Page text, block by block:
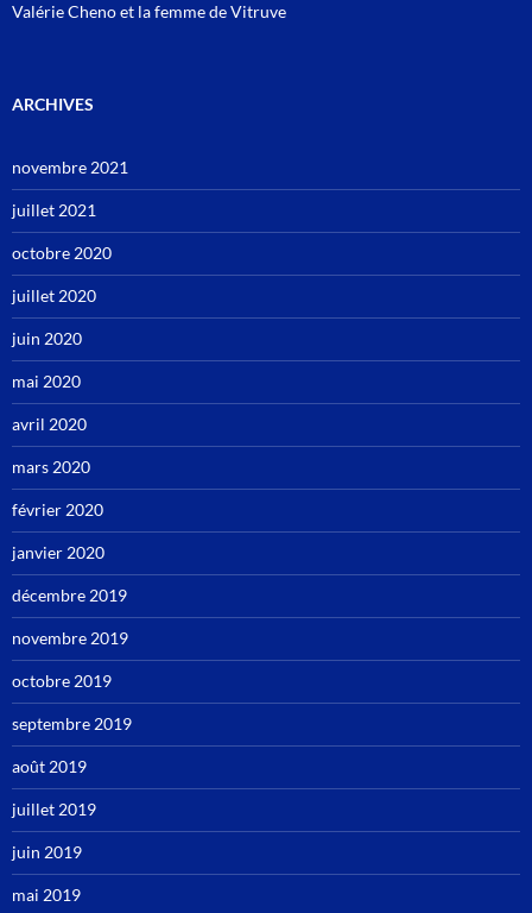
Valérie Cheno et la femme de Vitruve
ARCHIVES
novembre 2021
juillet 2021
octobre 2020
juillet 2020
juin 2020
mai 2020
avril 2020
mars 2020
février 2020
janvier 2020
décembre 2019
novembre 2019
octobre 2019
septembre 2019
août 2019
juillet 2019
juin 2019
mai 2019